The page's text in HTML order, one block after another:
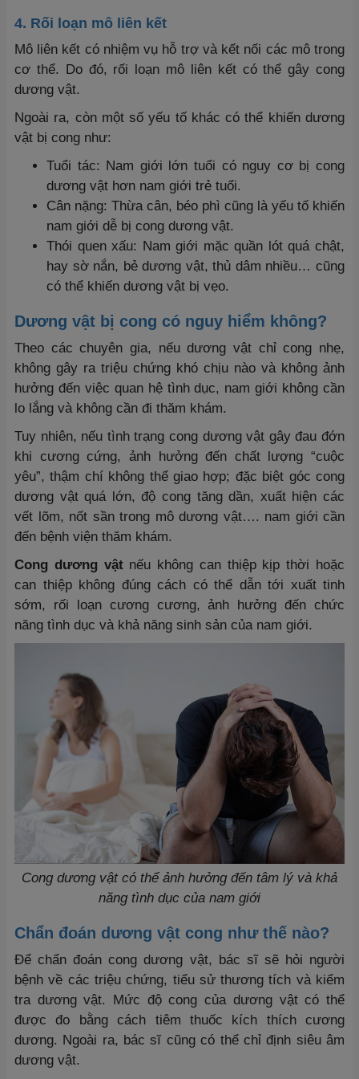
4. Rối loạn mô liên kết
Mô liên kết có nhiệm vụ hỗ trợ và kết nối các mô trong
cơ thể. Do đó, rối loạn mô liên kết có thể gây cong
dương vật.
Ngoài ra, còn một số yếu tố khác có thể khiến dương
vật bị cong như:
Tuổi tác: Nam giới lớn tuổi có nguy cơ bị cong
dương vật hơn nam giới trẻ tuổi.
Cân nặng: Thừa cân, béo phì cũng là yếu tố khiến
nam giới dễ bị cong dương vật.
Thói quen xấu: Nam giới mặc quần lót quá chật,
hay sờ nắn, bẻ dương vật, thủ dâm nhiều… cũng
có thể khiến dương vật bị vẹo.
Dương vật bị cong có nguy hiểm không?
Theo các chuyên gia, nếu dương vật chỉ cong nhẹ,
không gây ra triệu chứng khó chịu nào và không ảnh
hưởng đến việc quan hệ tình dục, nam giới không cần
lo lắng và không cần đi thăm khám.
Tuy nhiên, nếu tình trạng cong dương vật gây đau đớn
khi cương cứng, ảnh hưởng đến chất lượng “cuộc
yêu”, thậm chí không thể giao hợp; đặc biệt góc cong
dương vật quá lớn, độ cong tăng dần, xuất hiện các
vết lõm, nốt sần trong mô dương vật…. nam giới cần
đến bệnh viện thăm khám.
Cong dương vậtnếu không can thiệp kịp thời hoặc
can thiệp không đúng cách có thể dẫn tới xuất tinh
sớm, rối loạn cương cương, ảnh hưởng đến chức
năng tình dục và khả năng sinh sản của nam giới.
Cong dương vật có thể ảnh hưởng đến tâm lý và khả
năng tình dục của nam giới
Chẩn đoán dương vật cong như thế nào?
Để chẩn đoán cong dương vật, bác sĩ sẽ hỏi người
bệnh về các triệu chứng, tiểu sử thương tích và kiểm
tra dương vật. Mức độ cong của dương vật có thể
được đo bằng cách tiêm thuốc kích thích cương
dương. Ngoài ra, bác sĩ cũng có thể chỉ định siêu âm
dương vật.